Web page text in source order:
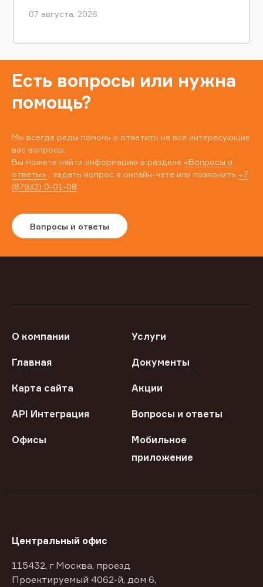
07 августа, 2026
Есть вопросы или нужна
помощь?
Мы всегда рады помочь и ответить на все интересующие
вас вопросы.
Вы можете найти информацию в разделе «Вопросы и
ответы» , задать вопрос в онлайн-чате или позвонить +7
(87932) 0-01-08
Вопросы и ответы
О компании Услуги
Главная Документы
Карта сайта Акции
API Интеграция Вопросы и ответы
Офисы
Мобильное
приложение
Центральный офис
115432, г Москва, проезд
Проектируемый 4062-й, дом 6,